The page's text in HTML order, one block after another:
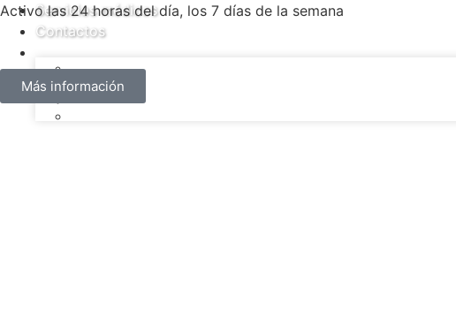
Servicios médicos
Contactos
Activo las 24 horas del día, los 7 días de la semana
Más información